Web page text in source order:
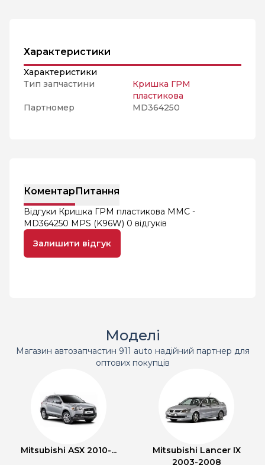
Характеристики
Характеристики
Тип запчастини
Кришка ГРМ
пластикова
Партномер
MD364250
КоментарПитання
Відгуки Кришка ГРМ пластикова MMC -
MD364250 MPS (K96W) 0 відгуків
Залишити відгук
Моделі
Магазин автозапчастин 911 auto надійний партнер для
оптових покупців
Mitsubishi ASX 2010-...
Mitsubishi Lancer IX
2003-2008